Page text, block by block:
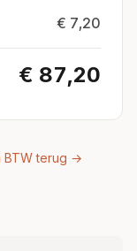
€ 7,20
€ 87,20
BTW terug →